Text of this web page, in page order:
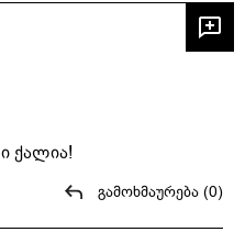
ქალია!
გამოხმაურება (0)